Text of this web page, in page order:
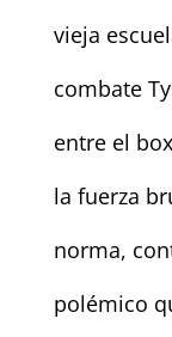
vieja
combate
entre el
la fuerza
norma,
polémico